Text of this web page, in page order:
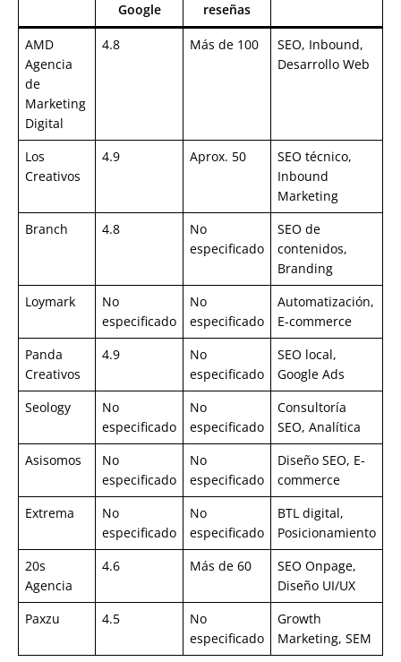
Google reseñas
AMD
Agencia
de
Marketing
Digital
4.8 Más de 100
SEO, Inbound,
Desarrollo Web
Los
Creativos
4.9 Aprox. 50
SEO técnico,
Inbound
Marketing
Branch
4.8
No
especificado
SEO de
contenidos,
Branding
Loymark
No
especificado
No
especificado
Automatización,
E-commerce
Panda
Creativos
4.9
No
especificado
SEO local,
Google Ads
Seology
No
especificado
No
especificado
Consultoría
SEO, Analítica
Asisomos
No
especificado
No
especificado
Diseño SEO, E-
commerce
Extrema
No
especificado
No
especificado
BTL digital,
Posicionamiento
20s
Agencia
4.6 Más de 60
SEO Onpage,
Diseño UI/UX
Paxzu
4.5
No
especificado
Growth
Marketing, SEM